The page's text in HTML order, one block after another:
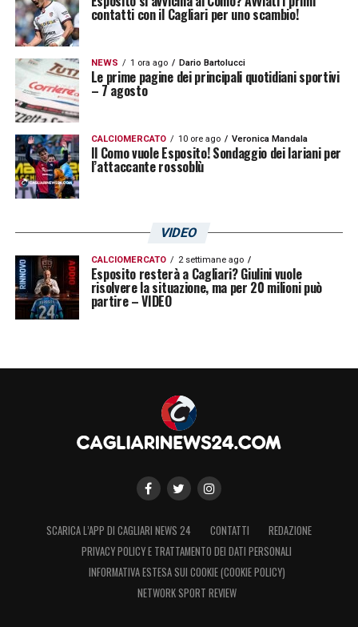
contatti con il Cagliari per uno scambio!
NEWS 1 ora ago Dario Bartolucci
Le prime pagine dei principali quotidiani sportivi
– 7 agosto
CALCIOMERCATO 10 ore ago Veronica Mandala
Il Como vuole Esposito! Sondaggio dei lariani per
l’attaccante rossoblù
VIDEO
CALCIOMERCATO 2 settimane ago
Esposito resterà a Cagliari? Giulini vuole
risolvere la situazione, ma per 20 milioni può
partire – VIDEO
SCARICA L’APP DI CAGLIARI NEWS 24 CONTATTI
REDAZIONE
PRIVACY POLICY E TRATTAMENTO DEI DATI PERSONALI
INFORMATIVA ESTESA SUI COOKIE (COOKIE POLICY)
NETWORK SPORT REVIEW